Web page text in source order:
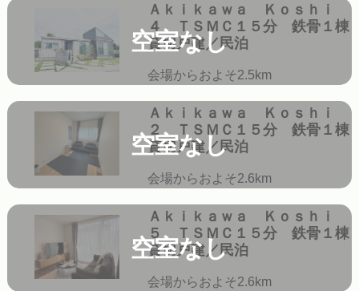
空室なし
Ａｋｉｋａｗａ Ｋｏｓｈｉ
４ ＴＳＭＣ１５分 鉄骨１棟
貸切戸建／民泊
会場からおよそ2.5km
空室なし
Ａｋｉｋａｗａ Ｋｏｓｈｉ
２ ＴＳＭＣ１５分 鉄骨１棟
貸切戸建／民泊
会場からおよそ2.6km
空室なし
Ａｋｉｋａｗａ Ｋｏｓｈｉ
５ ＴＳＭＣ１５分 鉄骨１棟
貸切戸建／民泊
会場からおよそ2.6km